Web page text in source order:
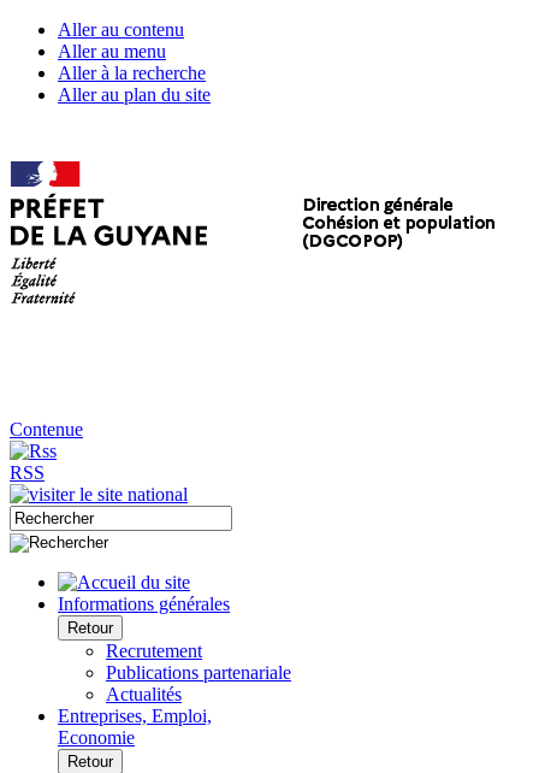
Aller au contenu
Aller au menu
Aller à la recherche
Aller au plan du site
Contenue
RSS
Informations générales
Retour
Recrutement
Publications partenariale
Actualités
Entreprises, Emploi,
Economie
Retour